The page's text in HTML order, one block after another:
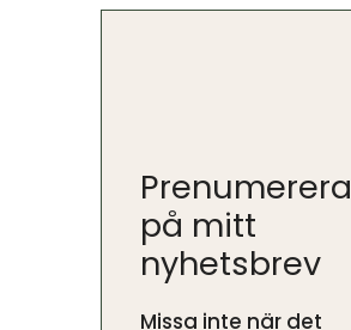
Prenumerera
på mitt
nyhetsbrev
Missa inte när det